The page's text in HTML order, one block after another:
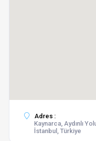
Adres :
Kaynarca, Aydınlı
İstanbul, Türkiye